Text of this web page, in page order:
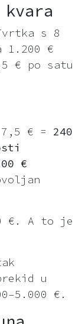
s 8
1.200 €
€ po satu
€ = 240
€
€. A to je
u
€.